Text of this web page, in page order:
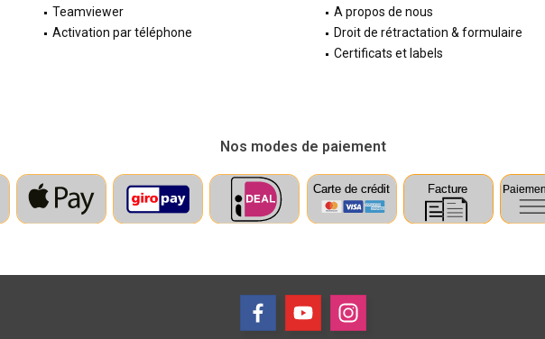
Teamviewer
Activation par téléphone
A propos de nous
Droit de rétractation & formulaire
Certificats et labels
Nos modes de paiement